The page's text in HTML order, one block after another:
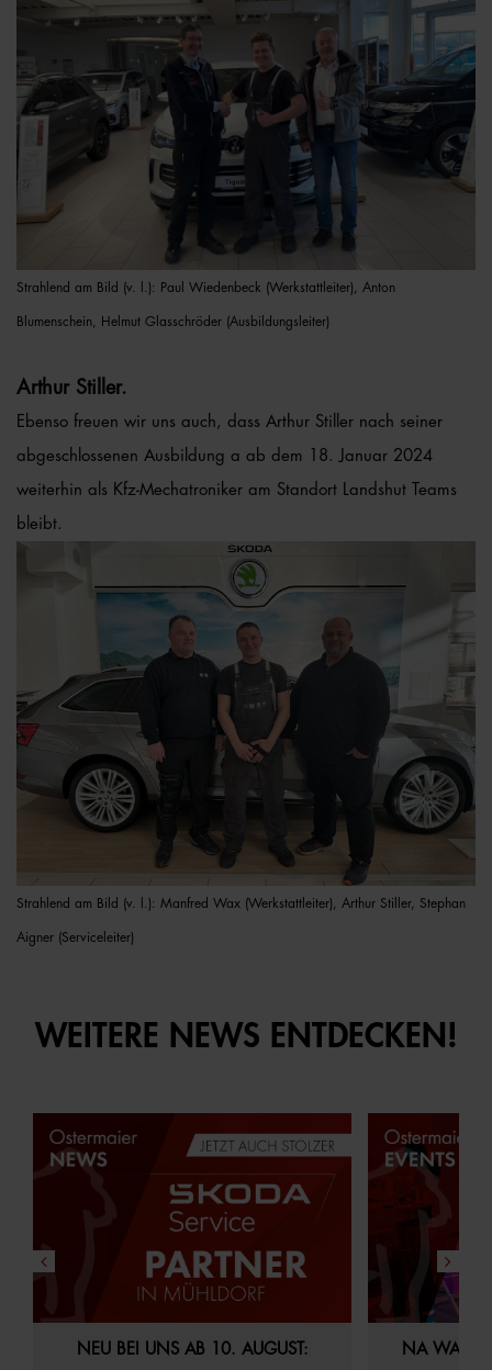
Strahlend am Bild (v. l.): Paul Wiedenbeck (Werkstattleiter), Anton
Blumenschein, Helmut Glasschröder (Ausbildungsleiter)
Arthur Stiller.
Ebenso freuen wir uns auch, dass Arthur Stiller nach seiner
abgeschlossenen Ausbildung a ab dem 18. Januar 2024
weiterhin als Kfz-Mechatroniker am Standort Landshut Teams
bleibt.
Strahlend am Bild (v. l.): Manfred Wax (Werkstattleiter), Arthur Stiller, Stephan
Aigner (Serviceleiter)
WEITERE NEWS ENTDECKEN!
29.07.2026 Aktuelles Startseite
NEU BEI UNS AB 10. AUGUST: 21.07.2026
NA WAS